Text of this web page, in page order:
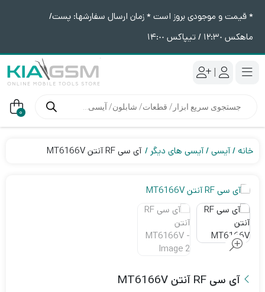
* قیمت و موجودی بروز است * زمان ارسال سفارشها: پست/
ماهکس ١٢:٣٠ / تیپاکس ١۴:٠٠
|
محصولات 0
خانه آیسی آیسی های دیگر آی سی RF آنتن MT6166V
آی سی RF آنتن MT6166V